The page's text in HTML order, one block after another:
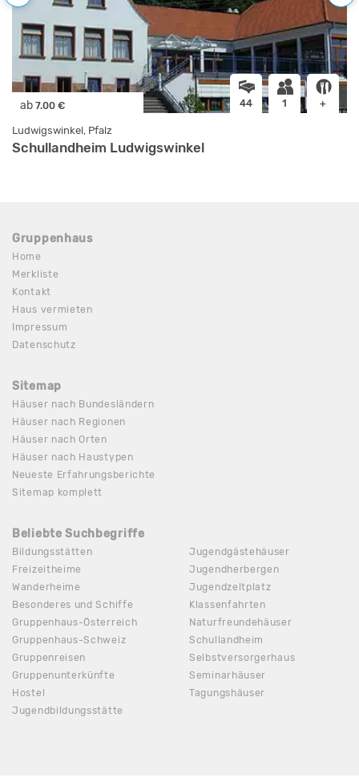
ab 7.00 € 44 1 +
Ludwigswinkel, Pfalz
Schullandheim Ludwigswinkel
Gruppenhaus
Home
Merkliste
Kontakt
Haus vermieten
Impressum
Datenschutz
Sitemap
Häuser nach Bundesländern
Häuser nach Regionen
Häuser nach Orten
Häuser nach Haustypen
Neueste Erfahrungsberichte
Sitemap komplett
Beliebte Suchbegriffe
Bildungsstätten
Freizeitheime
Wanderheime
Besonderes und Schiffe
Gruppenhaus-Österreich
Gruppenhaus-Schweiz
Gruppenreisen
Gruppenunterkünfte
Hostel
Jugendbildungsstätte
Jugendgästehäuser
Jugendherbergen
Jugendzeltplatz
Klassenfahrten
Naturfreundehäuser
Schullandheim
Selbstversorgerhaus
Seminarhäuser
Tagungshäuser